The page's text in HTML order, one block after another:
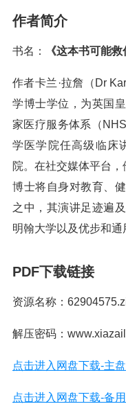
作者简介
书名： 《这本书可能救
作者卡兰·拉詹（Dr
学博士学位，为英国
家医疗服务体系（
学医学院任高级临床
院。在社交媒体平台
博士将自身对教育、
之中，其演讲足迹遍
明翰大学以及优步和通
PDF下载链接
资源名称：
解压密码：
点击进入网盘下载-主盘
点击进入网盘下载-备